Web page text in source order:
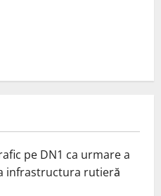
pe DN1 ca urmare a
infrastructura rutieră